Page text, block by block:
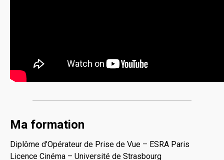
Ma formation
Diplôme d'Opérateur de Prise de Vue – ESRA Paris
Licence Cinéma – Université de Strasbourg